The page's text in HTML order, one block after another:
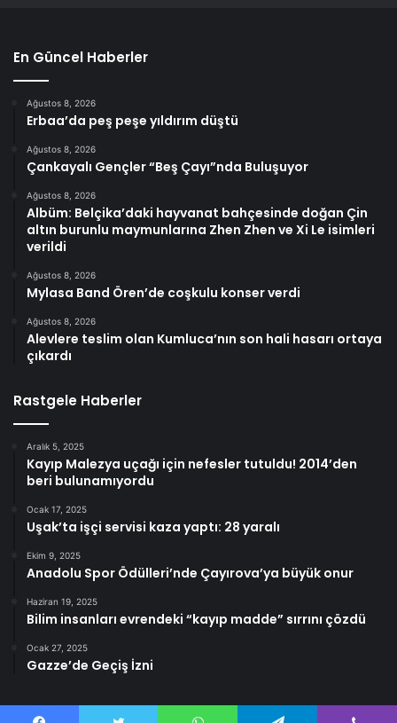
En Güncel Haberler
Ağustos 8, 2026
Erbaa’da peş peşe yıldırım düştü
Ağustos 8, 2026
Çankayalı Gençler “Beş Çayı”nda Buluşuyor
Ağustos 8, 2026
Albüm: Belçika’daki hayvanat bahçesinde doğan Çin
altın burunlu maymunlarına Zhen Zhen ve Xi Le isimleri
verildi
Ağustos 8, 2026
Mylasa Band Ören’de coşkulu konser verdi
Ağustos 8, 2026
Alevlere teslim olan Kumluca’nın son hali hasarı ortaya
çıkardı
Rastgele Haberler
Aralık 5, 2025
Kayıp Malezya uçağı için nefesler tutuldu! 2014’den
beri bulunamıyordu
Ocak 17, 2025
Uşak’ta işçi servisi kaza yaptı: 28 yaralı
Ekim 9, 2025
Anadolu Spor Ödülleri’nde Çayırova’ya büyük onur
Haziran 19, 2025
Bilim insanları evrendeki “kayıp madde” sırrını çözdü
Ocak 27, 2025
Gazze’de Geçiş İzni